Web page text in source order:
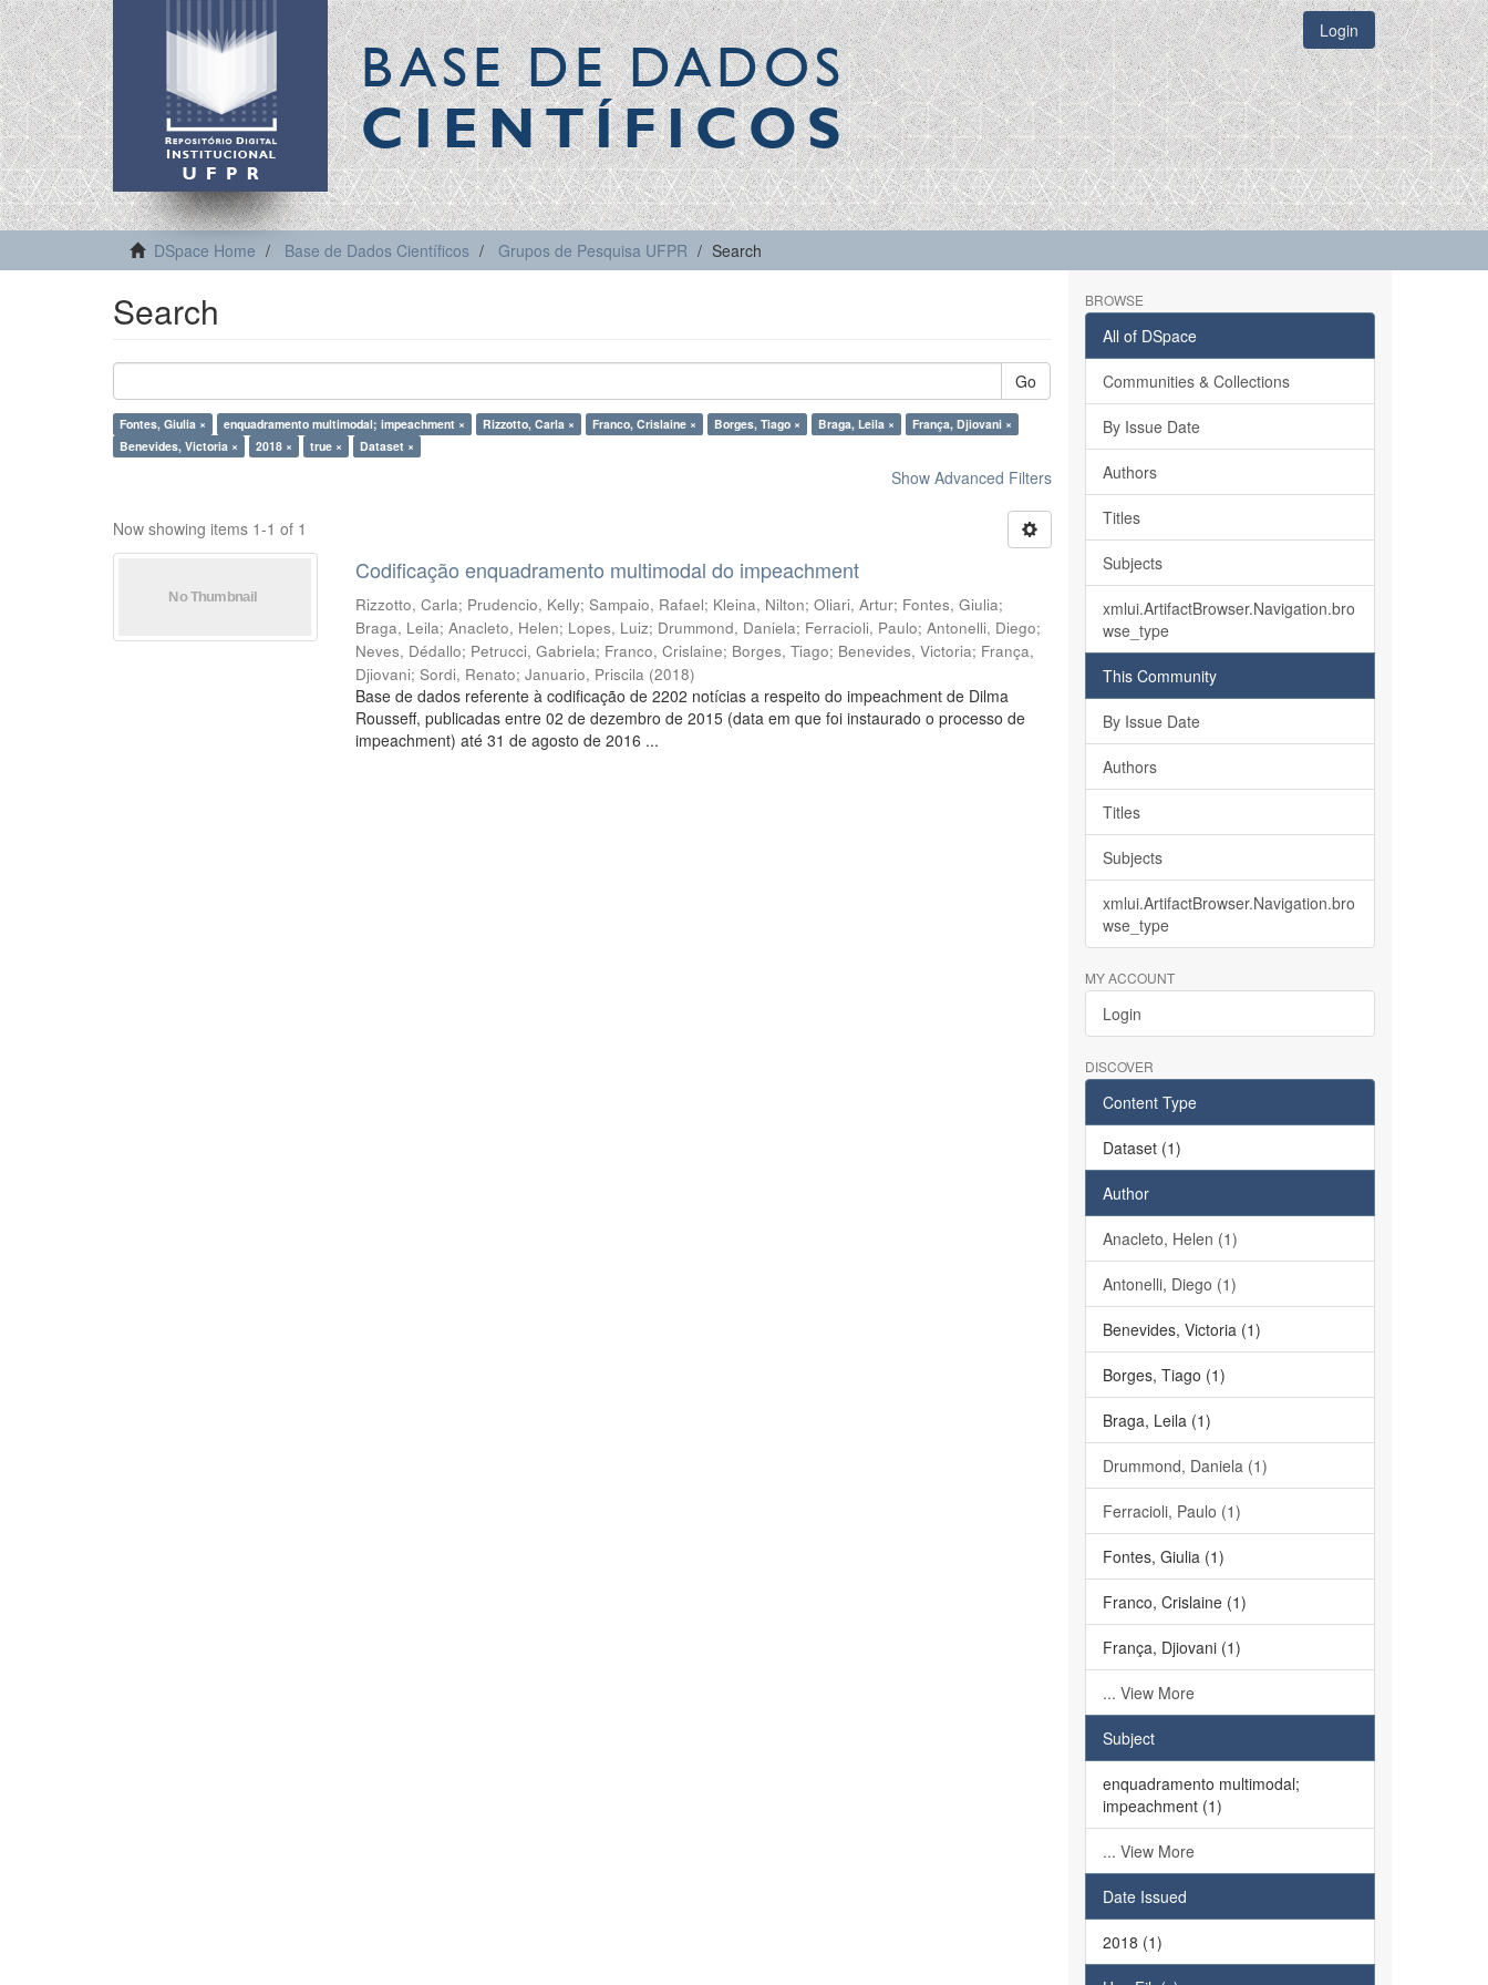
BASE DE DADOS
CIENTÍFICOS
Login
DSpace Home Base de Dados Científicos Grupos de Pesquisa UFPR Search
Search
Go
Fontes, Giulia × enquadramento multimodal; impeachment × Rizzotto, Carla × Franco, Crislaine × Borges, Tiago × Braga, Leila ×
França, Djiovani ×
Benevides, Victoria ×
2018 × true × Dataset ×
Show Advanced Filters
Now showing items 1-1 of 1
Codificação enquadramento multimodal do impeachment
Rizzotto, Carla; Prudencio, Kelly;Sampaio, Rafael; Kleina, Nilton;Oliari, Artur; Fontes, Giulia;
Braga, Leila;Anacleto, Helen; Lopes, Luiz; Drummond, Daniela; Ferracioli, Paulo;Antonelli, Diego;
Neves, Dédallo; Petrucci, Gabriela; Franco, Crislaine; Borges, Tiago; Benevides, Victoria; França,
Djiovani;Sordi, Renato;Januario, Priscila (2018)
Base de dados referente à codificação de 2202 notícias a respeito do impeachment de Dilma
Rousseff, publicadas entre 02 de dezembro de 2015 (data em que foi instaurado o processo de
impeachment) até 31 de agosto de 2016 ...
BROWSE
All of DSpace
Communities & Collections
By Issue Date
Authors
Titles
Subjects
xmlui.ArtifactBrowser.Navigation.bro
wse_type
This Community
By Issue Date
Authors
Titles
Subjects
xmlui.ArtifactBrowser.Navigation.bro
wse_type
MY ACCOUNT
Login
DISCOVER
Content Type
Dataset (1)
Author
Anacleto, Helen (1)
Antonelli, Diego (1)
Benevides, Victoria (1)
Borges, Tiago (1)
Braga, Leila (1)
Drummond, Daniela (1)
Ferracioli, Paulo (1)
Fontes, Giulia (1)
Franco, Crislaine (1)
França, Djiovani (1)
... View More
Subject
enquadramento multimodal;
impeachment (1)
... View More
Date Issued
2018 (1)